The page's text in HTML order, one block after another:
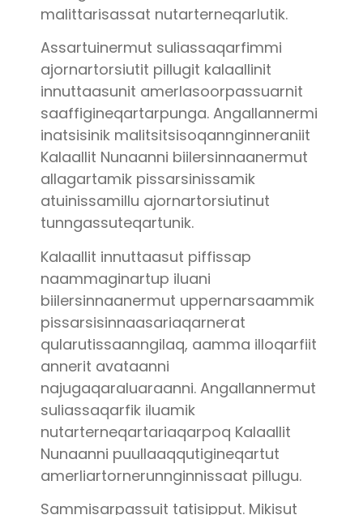
malittarisassat nutarterneqarlutik.
Assartuinermut suliassaqarfimmi
ajornartorsiutit pillugit kalaallinit
innuttaasunit amerlasoorpassuarnit
saaffigineqartarpunga. Angallannermi
inatsisinik malitsitsisoqannginneraniit
Kalaallit Nunaanni biilersinnaanermut
allagartamik pissarsinissamik
atuinissamillu ajornartorsiutinut
tunngassuteqartunik.
Kalaallit innuttaasut piffissap
naammaginartup iluani
biilersinnaanermut uppernarsaammik
pissarsisinnaasariaqarnerat
qularutissaanngilaq, aamma illoqarfiit
annerit avataanni
najugaqaraluaraanni. Angallannermut
suliassaqarfik iluamik
nutarterneqartariaqarpoq Kalaallit
Nunaanni puullaaqqutigineqartut
amerliartornerunnginnissaat pillugu.
Sammisarpassuit tatisipput. Mikisut